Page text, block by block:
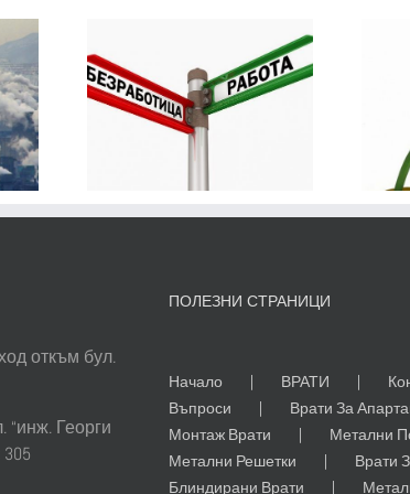
за
Най-
печелившите
компании в
откъм бул.
Георги
ПОЛЕЗНИ СТРАНИЦИ
Начало ВРАТИ
Въпроси
Врати За
Монтаж Врати
Метални
Метални Решетки
Врати
Блиндирани Врати